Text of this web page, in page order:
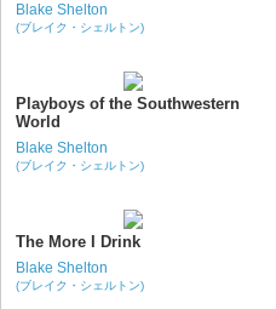
Blake Shelton
(ブレイク・シェルトン)
Playboys of the Southwestern
World
Blake Shelton
(ブレイク・シェルトン)
The More I Drink
Blake Shelton
(ブレイク・シェルトン)